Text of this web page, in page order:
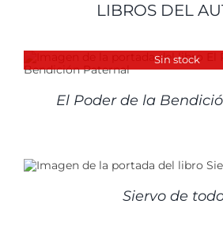
LIBROS DEL
Sin stock
El Poder de la
Siervo de